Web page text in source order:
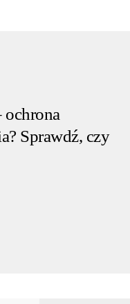
ochrona
Sprawdź, czy